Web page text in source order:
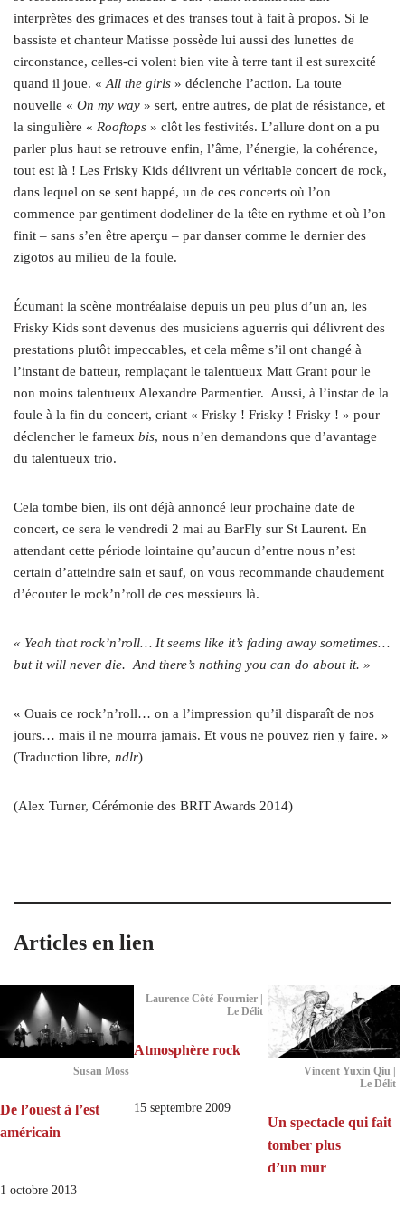
interprètes des grimaces et des transes tout à fait à propos. Si le
bassiste et chanteur Matisse possède lui aussi des lunettes de
circonstance, celles-ci volent bien vite à terre tant il est surexcité
quand il joue. « All the girls » déclenche l’action. La toute
nouvelle « On my way » sert, entre autres, de plat de résistance, et
la singulière « Rooftops » clôt les festivités. L’allure dont on a pu
parler plus haut se retrouve enfin, l’âme, l’énergie, la cohérence,
tout est là ! Les Frisky Kids délivrent un véritable concert de rock,
dans lequel on se sent happé, un de ces concerts où l’on
commence par gentiment dodeliner de la tête en rythme et où l’on
finit – sans s’en être aperçu – par danser comme le dernier des
zigotos au milieu de la foule.
Écumant la scène montréalaise depuis un peu plus d’un an, les
Frisky Kids sont devenus des musiciens aguerris qui délivrent des
prestations plutôt impeccables, et cela même s’il ont changé à
l’instant de batteur, remplaçant le talentueux Matt Grant pour le
non moins talentueux Alexandre Parmentier. Aussi, à l’instar de la
foule à la fin du concert, criant « Frisky ! Frisky ! Frisky ! » pour
déclencher le fameux bis, nous n’en demandons que d’avantage
du talentueux trio.
Cela tombe bien, ils ont déjà annoncé leur prochaine date de
concert, ce sera le vendredi 2 mai au BarFly sur St Laurent. En
attendant cette période lointaine qu’aucun d’entre nous n’est
certain d’atteindre sain et sauf, on vous recommande chaudement
d’écouter le rock’n’roll de ces messieurs là.
« Yeah that rock’n’roll… It seems like it’s fading away sometimes…
but it will never die. And there’s nothing you can do about it. »
« Ouais ce rock’n’roll… on a l’impression qu’il disparaît de nos
jours… mais il ne mourra jamais. Et vous ne pouvez rien y faire. »
(Traduction libre, ndlr)
(Alex Turner, Cérémonie des BRIT Awards 2014)
Articles en lien
Susan Moss
De l’ouest à l’est
américain
1 octobre 2013
Laurence Côté-Fournier |
Le Délit
Atmosphère rock
15 septembre 2009
Vincent Yuxin Qiu |
Le Délit
Un spectacle qui fait
tomber plus
d’un mur